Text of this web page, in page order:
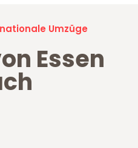
Umzüge
Essen